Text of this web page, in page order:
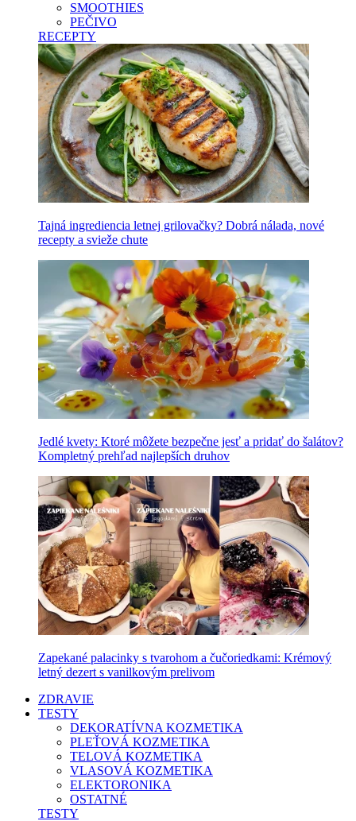
SMOOTHIES
PEČIVO
RECEPTY
Tajná ingrediencia letnej grilovačky? Dobrá nálada, nové
recepty a svieže chute
Jedlé kvety: Ktoré môžete bezpečne jesť a pridať do šalátov?
Kompletný prehľad najlepších druhov
Zapekané palacinky s tvarohom a čučoriedkami: Krémový
letný dezert s vanilkovým prelivom
ZDRAVIE
TESTY
DEKORATÍVNA KOZMETIKA
PLEŤOVÁ KOZMETIKA
TELOVÁ KOZMETIKA
VLASOVÁ KOZMETIKA
ELEKTORONIKA
OSTATNÉ
TESTY